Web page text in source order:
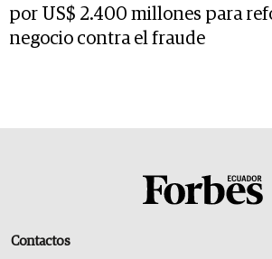
por US$ 2.400 millones para
negocio contra el fraude
Contactos